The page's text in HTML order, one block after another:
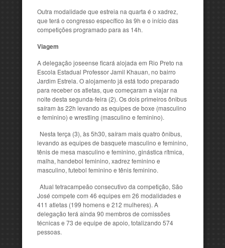
Outra modalidade que estreia na quarta é o xadrez,
que terá o congresso específico às 9h e o início das
competições programado para as 14h.
Viagem
A delegação joseense ficará alojada em Rio Preto na
Escola Estadual Professor Jamil Khauan, no bairro
Jardim Estrela. O alojamento já está todo preparado
para receber os atletas, que começaram a viajar na
noite desta segunda-feira (2). Os dois primeiros ônibus
saíram às 22h levando as equipes de boxe (masculino
e feminino) e wrestling (masculino e feminino).
Nesta terça (3), às 5h30, saíram mais quatro ônibus,
levando as equipes de basquete masculino e feminino,
tênis de mesa masculino e feminino, ginástica rítmica,
malha, handebol feminino, xadrez feminino e
masculino, futebol feminino e tênis feminino.
Atual tetracampeão consecutivo da competição, São
José compete com 46 equipes em 26 modalidades e
411 atletas (199 homens e 212 mulheres). A
delegação terá ainda 90 membros de comissões
técnicas e 73 de equipe de apoio, totalizando 574
pessoas.